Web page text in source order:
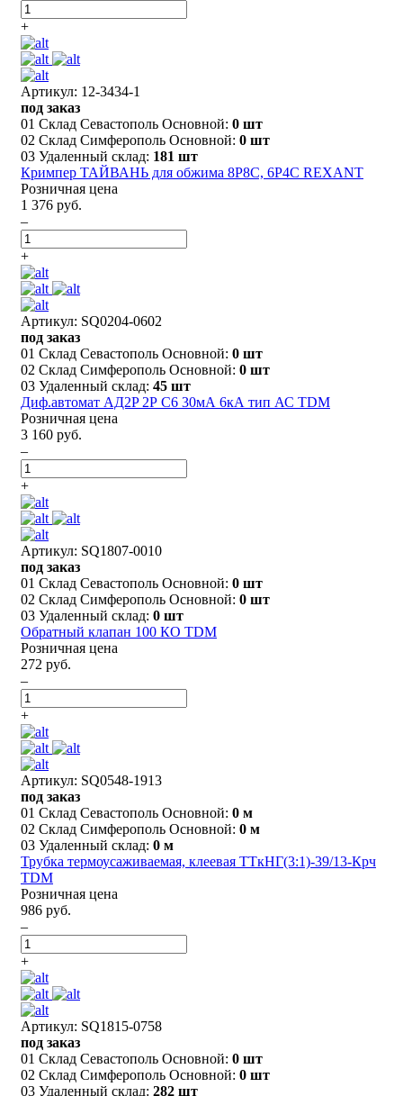
+
Артикул: 12-3434-1
под заказ
01 Склад Севастополь Основной: 0 шт
02 Склад Симферополь Основной: 0 шт
03 Удаленный склад: 181 шт
Кримпер ТАЙВАНЬ для обжима 8P8C, 6P4C REXANT
Розничная цена
1 376 руб.
–
+
Артикул: SQ0204-0602
под заказ
01 Склад Севастополь Основной: 0 шт
02 Склад Симферополь Основной: 0 шт
03 Удаленный склад: 45 шт
Диф.автомат АД2P 2Р С6 30мА 6кА тип АС TDM
Розничная цена
3 160 руб.
–
+
Артикул: SQ1807-0010
под заказ
01 Склад Севастополь Основной: 0 шт
02 Склад Симферополь Основной: 0 шт
03 Удаленный склад: 0 шт
Обратный клапан 100 КО TDM
Розничная цена
272 руб.
–
+
Артикул: SQ0548-1913
под заказ
01 Склад Севастополь Основной: 0 м
02 Склад Симферополь Основной: 0 м
03 Удаленный склад: 0 м
Трубка термоусаживаемая, клеевая ТТкНГ(3:1)-39/13-Крч
TDM
Розничная цена
986 руб.
–
+
Артикул: SQ1815-0758
под заказ
01 Склад Севастополь Основной: 0 шт
02 Склад Симферополь Основной: 0 шт
03 Удаленный склад: 282 шт